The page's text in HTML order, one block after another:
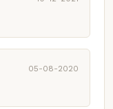
05-08-2020